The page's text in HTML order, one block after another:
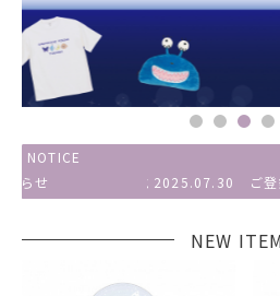
NOTICE
2025.07.30
ご登録メールアドレス
2024.08.23 システムメンテナンス
2024.03.08 利用規約変更のお知ら
2023.09.19 システムメンテナンス
NEW